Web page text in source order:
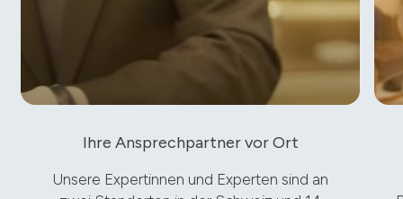
Ihre Ansprechpartner vor Ort
Unsere Expertinnen und Experten sind an